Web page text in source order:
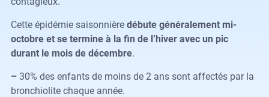
Cette épidémie saisonnière débute généralement mi-
octobre et se termine à la fin de l’hiver avec un pic
durant le mois de décembre.
–30% des enfants de moins de 2 ans sont affectés par la
bronchiolite chaque année.